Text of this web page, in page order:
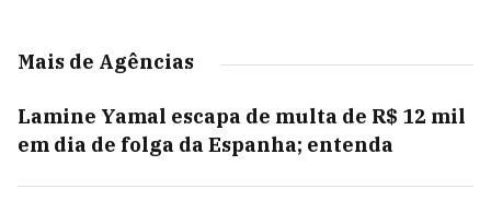
Mais de Agências
Lamine Yamal escapa de multa de R$ 12 mil
em dia de folga da Espanha; entenda